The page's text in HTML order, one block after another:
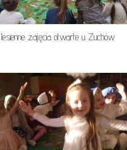
Jesienne zajęcia otwarte u Zuchów